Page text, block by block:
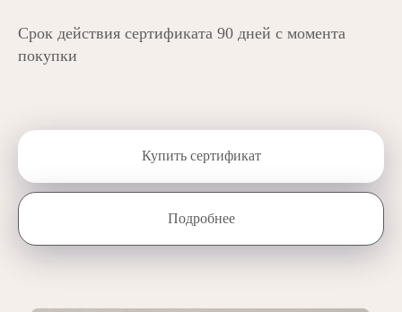
Срок действия сертификата 90 дней с момента
покупки
Купить сертификат
Подробнее